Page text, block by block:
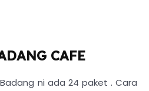
CAFE
ni ada 24 paket . Cara